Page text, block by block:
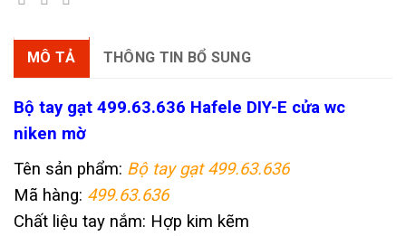
MÔ TẢ THÔNG TIN BỔ SUNG
Bộ tay gạt 499.63.636 Hafele DIY-E cửa wc
niken mờ
Tên sản phẩm: Bộ tay gạt 499.63.636
Mã hàng: 499.63.636
Chất liệu tay nắm: Hợp kim kẽm